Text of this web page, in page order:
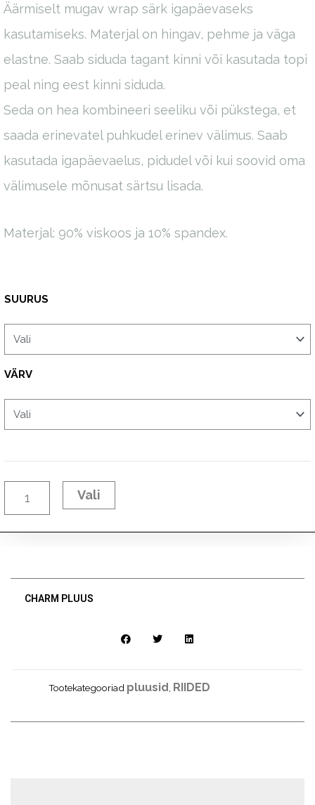
Äärmiselt mugav wrap särk igapäevaseks
kasutamiseks. Materjal on hingav, pehme ja väga
elastne. Saab siduda tagant kinni või kasutada topi
peal ning eest kinni siduda.
Seda on hea kombineeri seeliku või pükstega, et
saada erinevatel puhkudel erinev välimus. Saab
kasutada igapäevaelus, pidudel või kui soovid oma
välimusele mõnusat särtsu lisada.
Materjal: 90% viskoos ja 10% spandex.
SUURUS
VÄRV
pluus
Vali
CHARM PLUUS
Tootekategooriad pluusid RIIDED